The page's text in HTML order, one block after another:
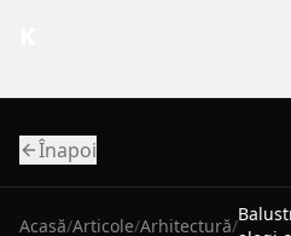
Înapoi
Acasă/Articole/Arhitectură/